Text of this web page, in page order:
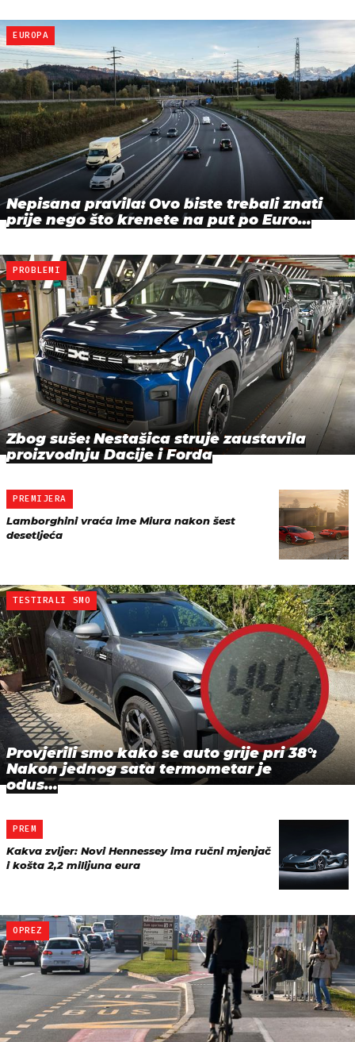
EUROPA
Nepisana pravila: Ovo biste trebali znati
prije nego što krenete na put po Euro…
PROBLEMI
Zbog suše: Nestašica struje zaustavila
proizvodnju Dacije i Forda
PREMIJERA
Lamborghini vraća ime Miura nakon šest
desetljeća
TESTIRALI SMO
Provjerili smo kako se auto grije pri 38°:
Nakon jednog sata termometar je
odus…
PREM
Kakva zvijer: Novi Hennessey ima ručni mjenjač
i košta 2,2 milijuna eura
OPREZ